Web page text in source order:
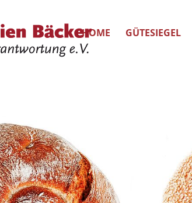
HOME GÜTESIEGEL